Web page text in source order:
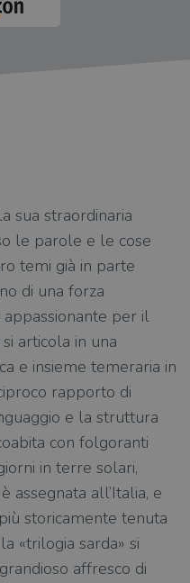
sua straordinaria
le parole e le cose
temi già in parte
di una forza
appassionante per il
articola in una
e insieme temeraria in
rapporto di
e la struttura
con folgoranti
in terre solari,
assegnata all’Italia, e
storicamente tenuta
«trilogia sarda» si
affresco di